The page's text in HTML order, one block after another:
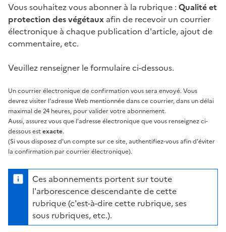
Vous souhaitez vous abonner à la rubrique : Qualité et
protection des végétaux afin de recevoir un courrier
électronique à chaque publication d'article, ajout de
commentaire, etc.
Veuillez renseigner le formulaire ci-dessous.
Un courrier électronique de confirmation vous sera envoyé. Vous
devrez visiter l'adresse Web mentionnée dans ce courrier, dans un délai
maximal de 24 heures, pour valider votre abonnement.
Aussi, assurez vous que l'adresse électronique que vous renseignez ci-
dessous estexacte.
(Si vous disposez d'un compte sur ce site, authentifiez-vous afin d'éviter
la confirmation par courrier électronique).
Ces abonnements portent sur toute
l'arborescence descendante de cette
rubrique (c'est-à-dire cette rubrique, ses
sous rubriques, etc.).